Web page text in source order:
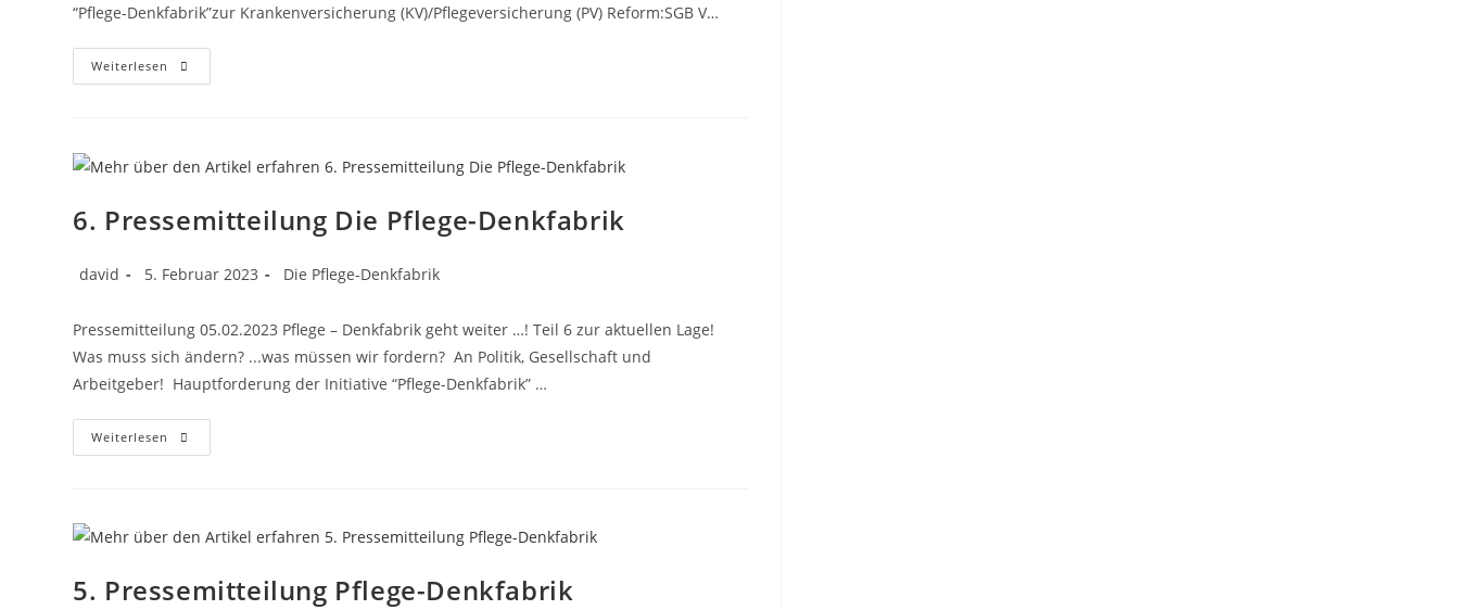
“Pflege-Denkfabrik”zur Krankenversicherung (KV)/Pflegeversicherung (PV) Reform:SGB V…
Weiterlesen
6. Pressemitteilung Die Pflege-Denkfabrik
david 5. Februar 2023 Die Pflege-Denkfabrik
Pressemitteilung 05.02.2023 Pflege – Denkfabrik geht weiter …! Teil 6 zur aktuellen Lage!
Was muss sich ändern? ...was müssen wir fordern? An Politik, Gesellschaft und
Arbeitgeber! Hauptforderung der Initiative “Pflege-Denkfabrik” …
Weiterlesen
5. Pressemitteilung Pflege-Denkfabrik